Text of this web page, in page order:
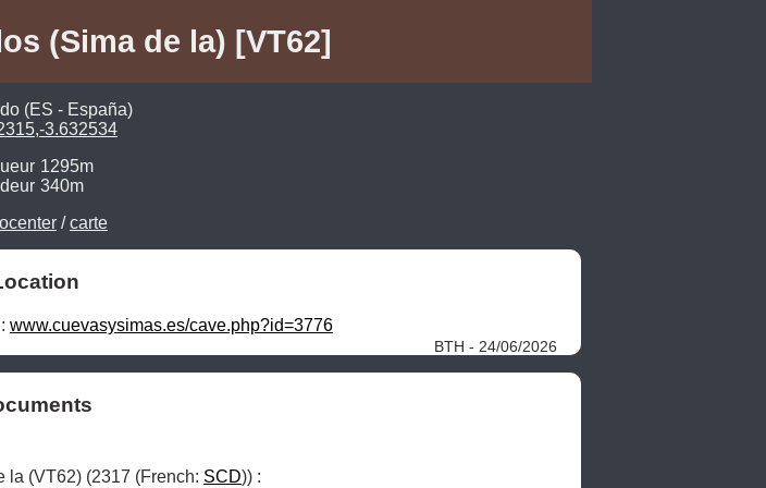
(Sima de la) [VT62]
(ES - España)
3.632534
1295m
340m
/carte
www.cuevasysimas.es/cave.php?id=3776
BTH - 24/06/2026
la (VT62) (2317 (French: SCD